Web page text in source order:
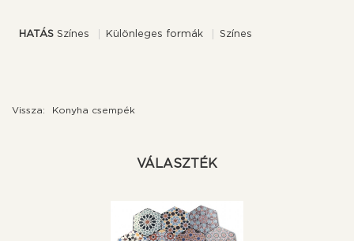
HATÁS Színes Különleges formák Színes
Vissza: Konyha csempék
VÁLASZTÉK